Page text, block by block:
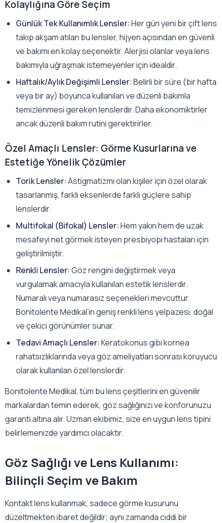
Kolaylığına Göre Seçim
Günlük Tek Kullanımlık Lensler:Her gün yeni bir çift lens
takıp akşam atılan bu lensler, hijyen açısından en güvenli
ve bakımı en kolay seçenektir. Alerjisi olanlar veya lens
bakımıyla uğraşmak istemeyenler için idealdir.
Haftalık/Aylık Değişimli Lensler:Belirli bir süre (bir hafta
veya bir ay) boyunca kullanılan ve düzenli bakımla
temizlenmesi gereken lenslerdir. Daha ekonomiktirler
ancak düzenli bakım rutini gerektirirler.
Özel Amaçlı Lensler: Görme Kusurlarına ve
Estetiğe Yönelik Çözümler
Torik Lensler:Astigmatizmi olan kişiler için özel olarak
tasarlanmış, farklı eksenlerde farklı güçlere sahip
lenslerdir.
Multifokal (Bifokal) Lensler:Hem yakın hem de uzak
mesafeyi net görmek isteyen presbiyopi hastaları için
geliştirilmiştir.
Renkli Lensler:Göz rengini değiştirmek veya
vurgulamak amacıyla kullanılan estetik lenslerdir.
Numaralı veya numarasız seçenekleri mevcuttur.
Bonitolente Medikal’in geniş renkli lens yelpazesi, doğal
ve çekici görünümler sunar.
Tedavi Amaçlı Lensler:Keratokonus gibi kornea
rahatsızlıklarında veya göz ameliyatları sonrası koruyucu
olarak kullanılan özel lenslerdir.
Bonitolente Medikal, tüm bu lens çeşitlerini en güvenilir
markalardan temin ederek, göz sağlığınızı ve konforunuzu
garanti altına alır. Uzman ekibimiz, size en uygun lens tipini
belirlemenizde yardımcı olacaktır.
Göz Sağlığı ve Lens Kullanımı:
Bilinçli Seçim ve Bakım
Kontakt lens kullanmak, sadece görme kusurunu
düzeltmekten ibaret değildir; aynı zamanda ciddi bir